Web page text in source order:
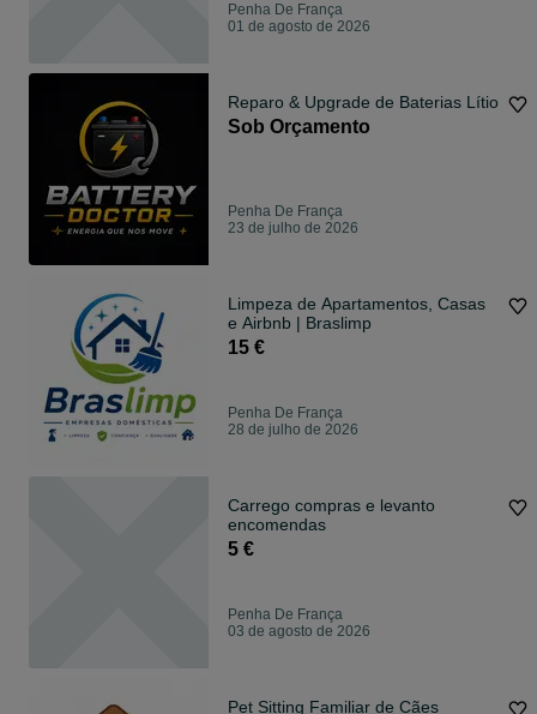
Penha De França
01 de agosto de 2026
Reparo & Upgrade de Baterias Lítio
Sob Orçamento
Penha De França
23 de julho de 2026
Limpeza de Apartamentos, Casas
e Airbnb | Braslimp
15 €
Penha De França
28 de julho de 2026
Carrego compras e levanto
encomendas
5 €
Penha De França
03 de agosto de 2026
Pet Sitting Familiar de Cães